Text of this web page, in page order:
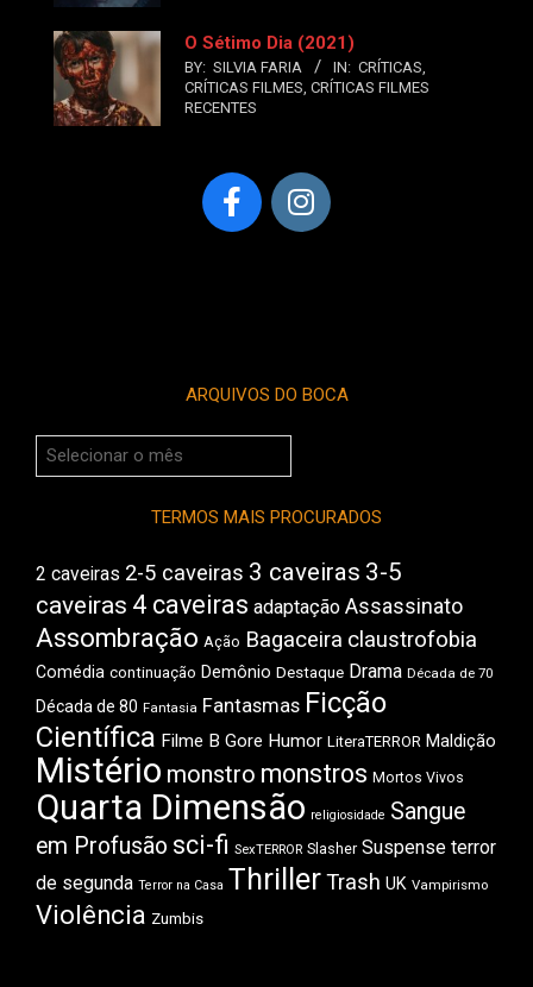
O Sétimo Dia (2021)
BY: SILVIA FARIA IN: CRÍTICAS,
CRÍTICAS FILMES, CRÍTICAS FILMES
RECENTES
ARQUIVOS DO BOCA
Arquivos
do
TERMOS MAIS PROCURADOS
2 caveiras 2-5 caveiras 3 caveiras 3-5
caveiras 4 caveiras adaptação Assassinato
Assombração Ação Bagaceira claustrofobia
Comédia continuação Demônio Destaque Drama Década de 70
Década de 80 Fantasia Fantasmas Ficção
Científica Filme B Gore Humor LiteraTERROR Maldição
Mistério monstro monstros Mortos Vivos
Quarta Dimensão religiosidade Sangue
em Profusão sci-fi SexTERROR Slasher Suspense terror
de segunda Terror na Casa ThrillerTrash UK Vampirismo
Violência Zumbis